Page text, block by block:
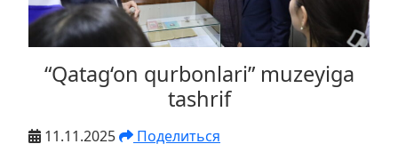
“Qatag‘on qurbonlari” muzeyiga
tashrif
11.11.2025
Поделиться